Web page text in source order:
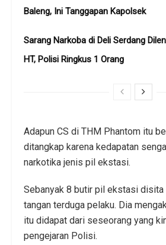
Baleng, Ini Tanggapan Kapolsek
Sarang Narkoba di Deli Serdang
HT, Polisi Ringkus 1 Orang
Adapun CS di THM Phantom itu
ditangkap karena kedapatan
narkotika jenis pil ekstasi.
Sebanyak 8 butir pil ekstasi
tangan terduga pelaku. Dia
itu didapat dari seseorang yang
pengejaran Polisi.